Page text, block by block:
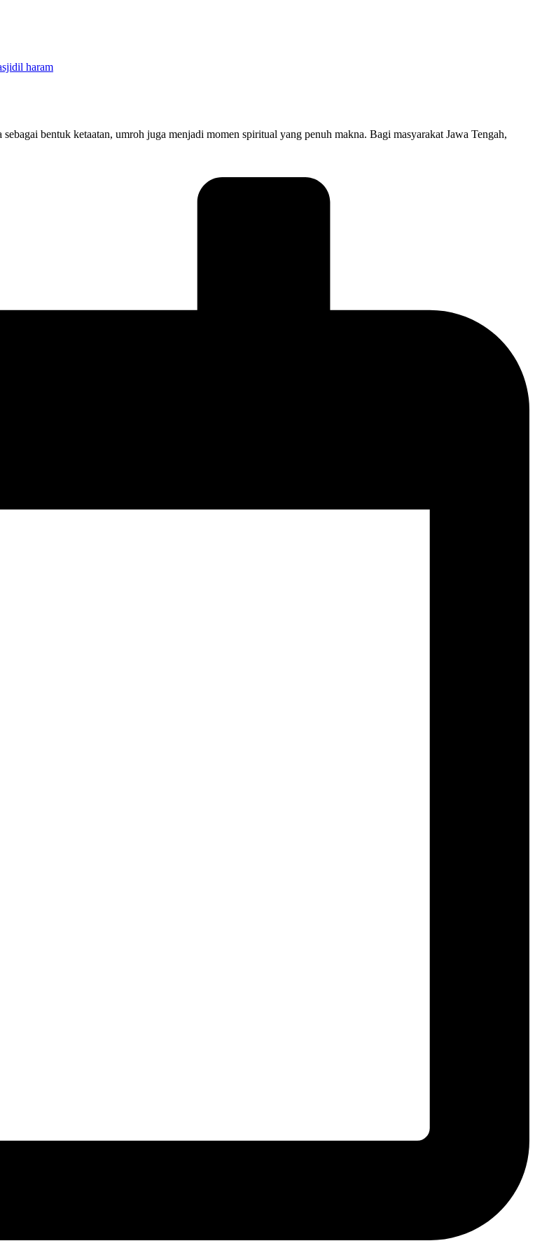
bentuk ketaatan, umroh juga menjadi momen spiritual yang penuh makna. Bagi masyarakat Jawa Tengah,